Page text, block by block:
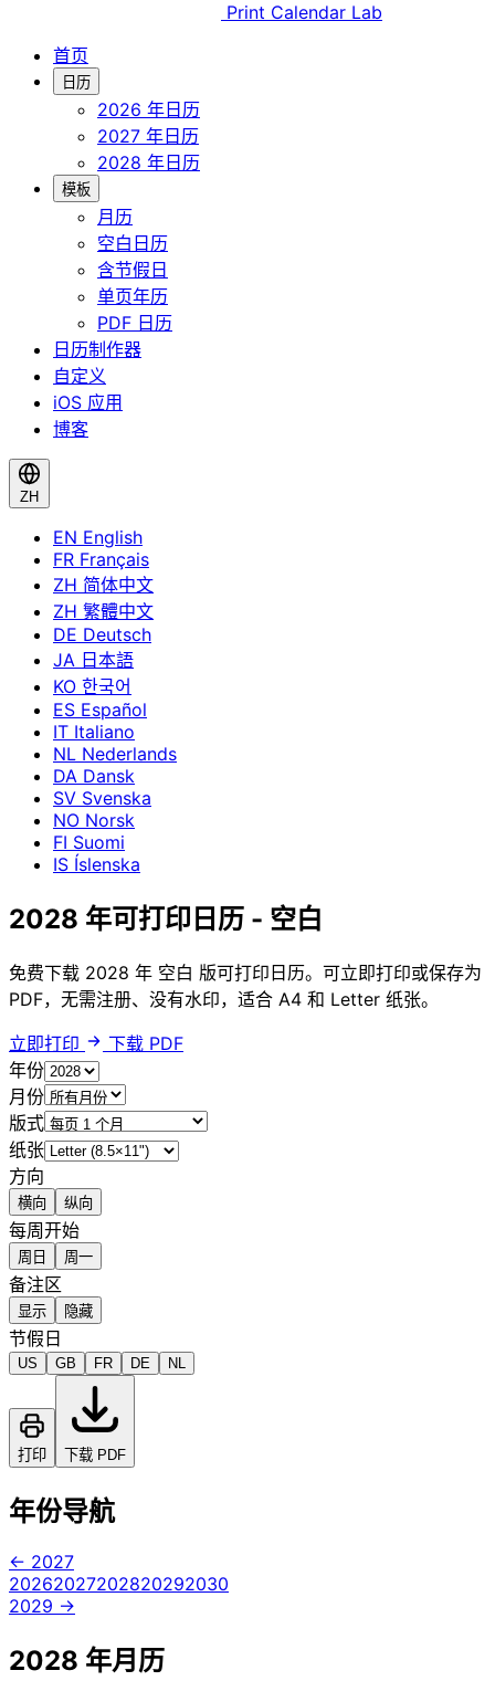
Print Calendar Lab
首页
日历
2026 年日历
2027 年日历
2028 年日历
模板
月历
空白日历
含节假日
单页年历
PDF 日历
日历制作器
自定义
iOS 应用
博客
ZH
EN English
FR Français
ZH 简体中文
ZH 繁體中文
DE Deutsch
JA 日本語
KO 한국어
ES Español
IT Italiano
NL Nederlands
DA Dansk
SV Svenska
NO Norsk
FI Suomi
IS Íslenska
2028 年可打印日历 - 空白
免费下载 2028 年 空白 版可打印日历。可立即打印或保存为
PDF，无需注册、没有水印，适合 A4 和 Letter 纸张。
立即打印
下载 PDF
年份
月份
版式
纸张
方向
横向 纵向
每周开始
周日 周一
备注区
显示 隐藏
节假日
US GB FR DE NL
打印 下载 PDF
年份导航
← 2027
20262027202820292030
2029 →
2028 年月历